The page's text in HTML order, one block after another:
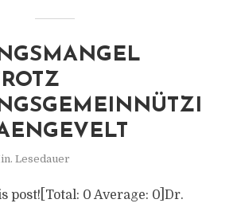
Lesedauer
post![Total: 0 Average: 0]Dr.